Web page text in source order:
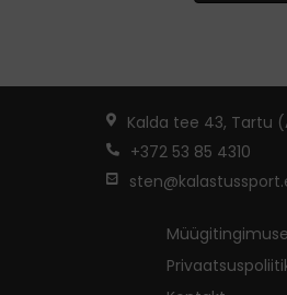
Kalda tee 43, Tartu
+372 53 85 4310